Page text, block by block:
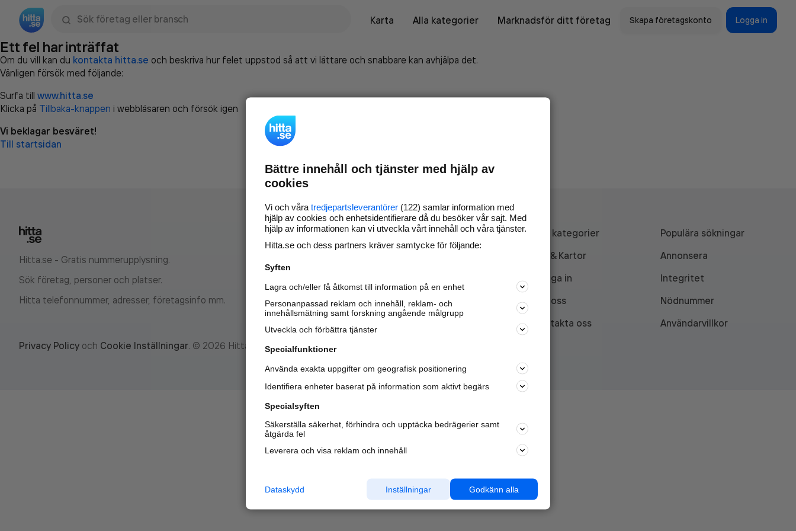
Karta
Alla kategorier Marknadsför ditt företag Skapa företagskonto Logga in
Ett fel har inträffat
Om du vill kan du kontakta hitta.se och beskriva hur felet uppstod så att vi lättare och snabbare kan avhjälpa det.
Vänligen försök med följande:
Surfa till www.hitta.se
Klicka på Tillbaka-knappen i webbläsaren och försök igen
Vi beklagar besväret!
Till startsidan
Hitta.se - Gratis nummerupplysning.
Sök företag, personer och platser.
Hitta telefonnummer, adresser, företagsinfo mm.
Marknadsför företaget på
nya kunder och
samarbetspartners nära dig.
Läs mer här
Alla kategorier
Populära sökningar
API & Kartor
Annonsera
Logga in
Integritet
Om oss
Nödnummer
Kontakta oss
Användarvillkor
Privacy Policy och Cookie Inställningar. © 2026 Hitta.se
Bättre innehåll och tjänster med hjälp av
cookies
Vi och våra tredjepartsleverantörer (122) samlar information med
hjälp av cookies och enhetsidentifierare då du besöker vår sajt. Med
hjälp av informationen kan vi utveckla vårt innehåll och våra tjänster.
Hitta.se och dess partners kräver samtycke för följande:
Syften
Lagra och/eller få åtkomst till information på en enhet
Personanpassad reklam och innehåll, reklam- och
innehållsmätning samt forskning angående målgrupp
Utveckla och förbättra tjänster
Specialfunktioner
Använda exakta uppgifter om geografisk positionering
Identifiera enheter baserat på information som aktivt begärs
Specialsyften
Säkerställa säkerhet, förhindra och upptäcka bedrägerier samt
åtgärda fel
Leverera och visa reklam och innehåll
Godkänn alla
Inställningar
Dataskydd